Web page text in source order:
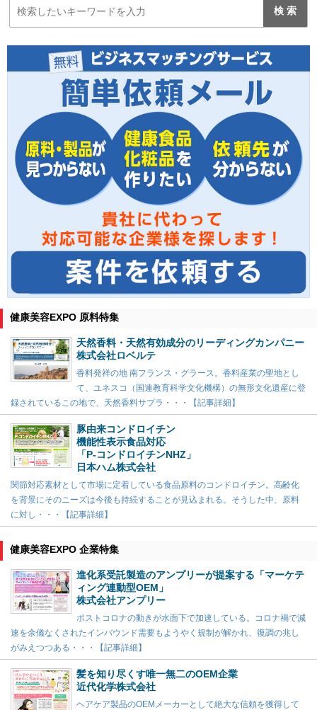
健康美容EXPO 原料特集
天然香料・天然有効成分のリーディングカンパニー
株式会社ロベルテ
香料発祥の地 南フランス・グラース。香料産業の聖地とし
て、ユネスコ（国連教育科学文化機構）の無形文化遺産に登
録されているこの地で、天然香料サプラ・・・【記事詳細】
豚由来コンドロイチン
機能性表示食品対応
「P-コンドロイチンNHZ」
日本ハム株式会社
関節対応素材として市場に定着している食品原料のコンドロイチン。高齢化
を背景にそのニーズは今後も持続することが見込まれる。そうした中、原料
に対し・・・【記事詳細】
健康美容EXPO 企業特集
進化系受託製造のアンプリーが提案する「マーケテ
ィング連動型OEM」
株式会社アンプリー
ポストコロナの動きが水面下で加速している。コロナ禍で減
速を余儀なくされたインバウンド需要もようやく規制が解かれ、復調の兆し
がみえつつある・・・【記事詳細】
髪を知り尽くす唯一無二のOEM企業
近代化学株式会社
ヘアケア製品のOEMメーカーとして絶大な信頼を獲得して